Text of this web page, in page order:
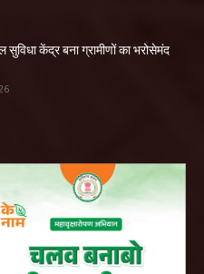
केंद्र बना ग्रामीणों का भरोसेमंद